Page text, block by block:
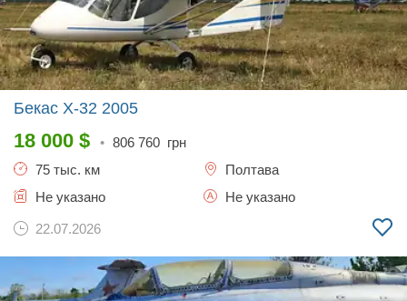
Бекас Х-32 2005
18 000 $ • 806 760 грн
75 тыс. км
Полтава
Не указано
Не указано
22.07.2026